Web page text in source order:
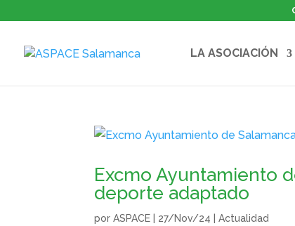
LA ASOCIACIÓN
Excmo Ayuntamiento
deporte adaptado
porASPACE 27/Nov/24 |Actualidad